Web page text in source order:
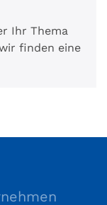
Ihr Thema
finden eine